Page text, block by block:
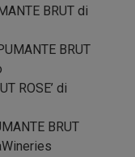
BRUT di
BRUT
ROSE’ di
BRUT